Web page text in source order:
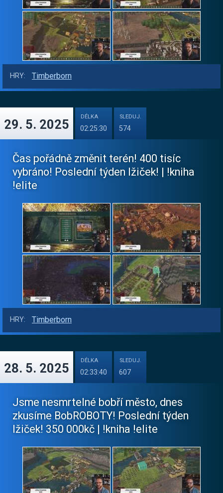
HRY: Timberborn
29. 5. 2025
DÉLKA
02:25:30
SLEDUJ.
574
Čas pořádně změnit terén! 400 tisíc
vybráno! Poslední týden lžiček! | !kniha
!elite
HRY: Timberborn
28. 5. 2025
DÉLKA
02:33:40
SLEDUJ.
607
Jsme nesmrtelné bobří město, dnes
zkusíme BobROBOTY! Poslední týden
lžiček! 350 000kč | !kniha !elite